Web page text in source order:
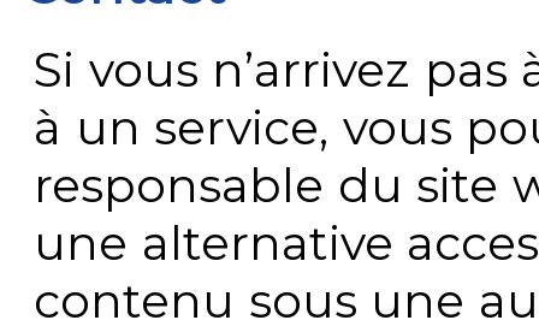
Si vous n’arrivez
à un service, vous
responsable du site
une alternative
contenu sous une